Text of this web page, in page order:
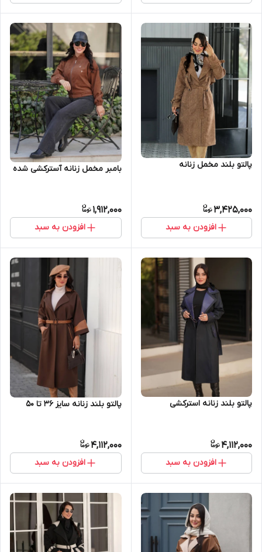
پالتو بلند مخمل زنانه
3,425,000
افزودن به سبد
بامبر مخمل زنانه آسترکشی شده
1,912,000
افزودن به سبد
پالتو بلند زنانه استرکشی
4,112,000
افزودن به سبد
پالتو بلند زنانه سایز ۳۶ تا ۵۰
4,112,000
افزودن به سبد